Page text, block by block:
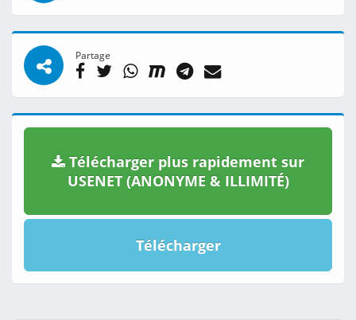
Partage
Télécharger plus rapidement sur
USENET (ANONYME & ILLIMITÉ)
Télécharger